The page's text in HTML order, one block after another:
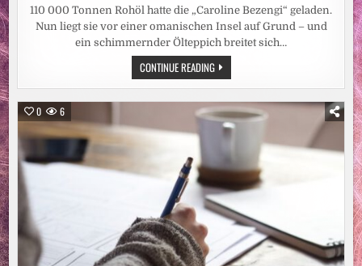
110 000 Tonnen Rohöl hatte die „Caroline Bezengi“ geladen.
Nun liegt sie vor einer omanischen Insel auf Grund – und
ein schimmernder Ölteppich breitet sich…
CONTINUE READINGUMWELTKATASTROPHE:
DROHENDE
ÖLKATASTROPHE
DER
KÜSTE
OMANS
0 6